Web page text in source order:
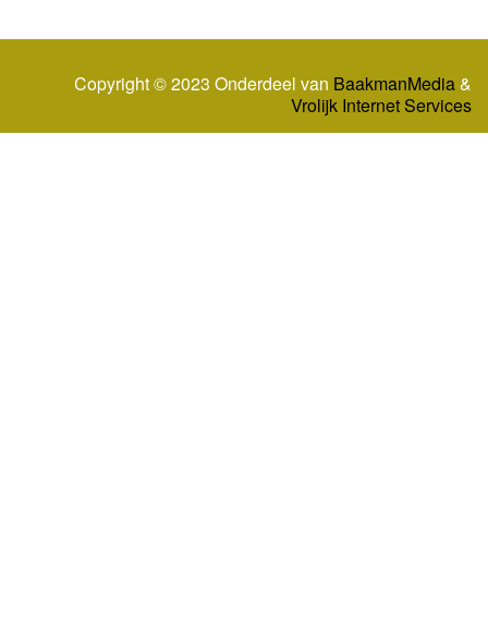
Copyright © 2023 Onderdeel van BaakmanMedia&
Vrolijk Internet Services